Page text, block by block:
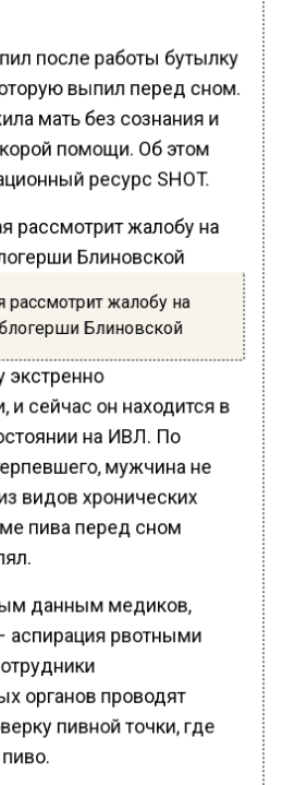
после работы бутылку
выпил перед сном.
мать без сознания и
помощи. Об этом
ресурс SHOT.
рассмотрит жалобу на
Блиновской
экстренно
и сейчас он находится в
на ИВЛ. По
мужчина не
видов хронических
пива перед сном
данным медиков,
аспирация рвотными
органов проводят
пивной точки, где